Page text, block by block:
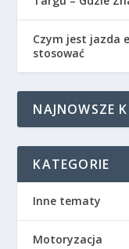
Czym jest jazda
stosować
NAJNOWSZE
KATEGORIE
Inne tematy
Motoryzacja